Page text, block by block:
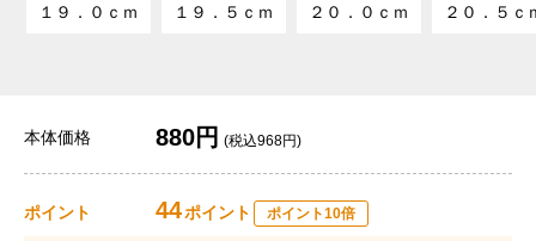
１９．０ｃｍ １９．５ｃｍ ２０．０ｃｍ ２０．５ｃ
本体価格 880円 (税込968円)
ポイント 44ポイント ポイント10倍